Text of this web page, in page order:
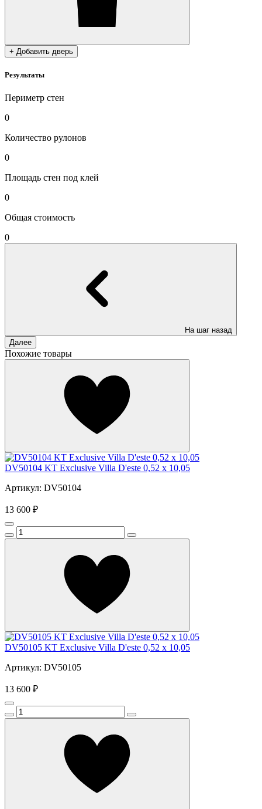
+ Добавить дверь
Результаты
Периметр стен
0
Количество рулонов
0
Площадь стен под клей
0
Общая стоимость
0
На шаг назад
Далее
Похожие товары
DV50104 KT Exclusive Villa D'este 0,52 х 10,05
Артикул: DV50104
13 600 ₽
DV50105 KT Exclusive Villa D'este 0,52 х 10,05
Артикул: DV50105
13 600 ₽